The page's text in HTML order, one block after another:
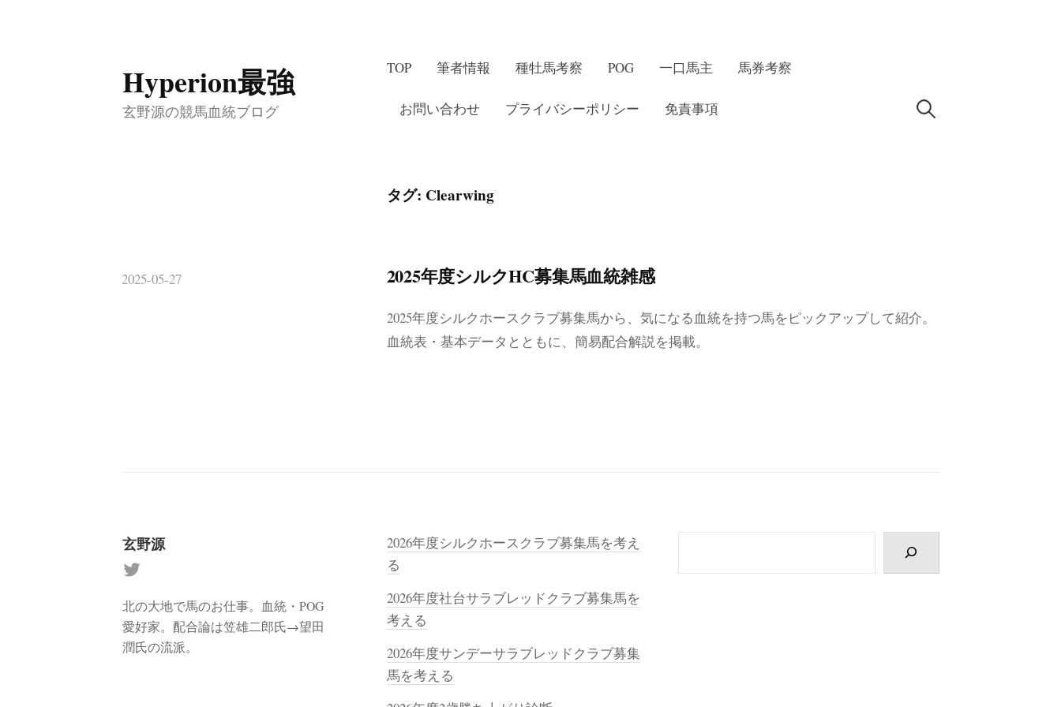
ン
テ
プ
Hyperion最強
玄野源の競馬血統ブログ
TOP 筆者情報 種牡馬考察 POG 一口馬主 馬券考察
お問い合わせ プライバシーポリシー 免責事項 検
タグ: Clearwing
2025-05-27 2025年度シルクHC募集馬血統雑感
2025年度シルクホースクラブ募集馬から、気になる血統を持つ馬をピックアップして紹介。
血統表・基本データとともに、簡易配合解説を掲載。
玄野源
北の大地で馬のお仕事。血統・POG
愛好家。配合論は笠雄二郎氏→望田
潤氏の流派。
2026年度シルクホースクラブ募集馬を考え
る
2026年度社台サラブレッドクラブ募集馬を
考える
2026年度サンデーサラブレッドクラブ募集
馬を考える